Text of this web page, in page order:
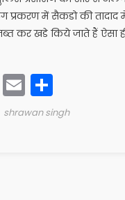
में सैकडो की तादाद
कर खडे किये जाते हैं ऐसा
EmailShare
Author
shrawan singh